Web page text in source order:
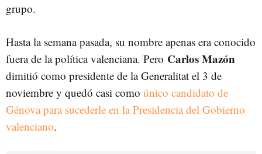
grupo.
Hasta la semana pasada, su nombre apenas era conocido
fuera de la política valenciana. Pero Carlos Mazón
dimitió como presidente de la Generalitat el 3 de
noviembre y quedó casi como único candidato de
Génova para sucederle en la Presidencia del Gobierno
valenciano.